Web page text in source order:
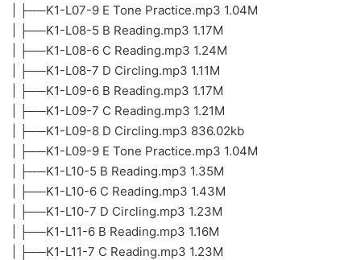
| ├──K1-L07-9 E Tone Practice.mp3 1.04M
| ├──K1-L08-5 B Reading.mp3 1.17M
| ├──K1-L08-6 C Reading.mp3 1.24M
| ├──K1-L08-7 D Circling.mp3 1.11M
| ├──K1-L09-6 B Reading.mp3 1.17M
| ├──K1-L09-7 C Reading.mp3 1.21M
| ├──K1-L09-8 D Circling.mp3 836.02kb
| ├──K1-L09-9 E Tone Practice.mp3 1.04M
| ├──K1-L10-5 B Reading.mp3 1.35M
| ├──K1-L10-6 C Reading.mp3 1.43M
| ├──K1-L10-7 D Circling.mp3 1.23M
| ├──K1-L11-6 B Reading.mp3 1.16M
| ├──K1-L11-7 C Reading.mp3 1.23M